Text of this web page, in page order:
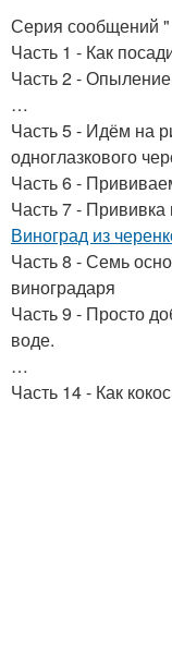
Серия сообщений
Часть 1 - Как
Часть 2 -
…
Часть 5 - Идём на
одноглазкового
Часть 6 -
Часть 7 - Прививка
Виноград из
Часть 8 - Семь
виноградаря
Часть 9 - Просто
воде.
…
Часть 14 - Как